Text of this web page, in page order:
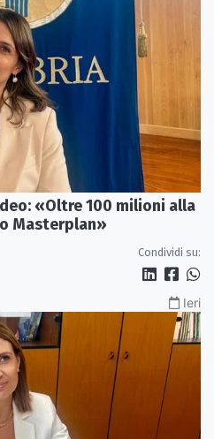
«Oltre 100 milioni alla
Masterplan»
Condividi su:
Ieri